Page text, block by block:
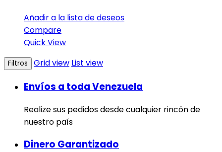
Añadir a la lista de deseos
Compare
Quick View
Filtros Grid view List view
Envíos a toda Venezuela
Realize sus pedidos desde cualquier rincón de
nuestro país
Dinero Garantizado